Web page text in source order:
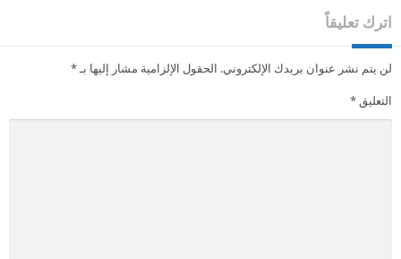
اترك تعليقاً
لن يتم نشر عنوان بريدك الإلكتروني. الحقول الإلزامية مشار إليها بـ*
التعليق*